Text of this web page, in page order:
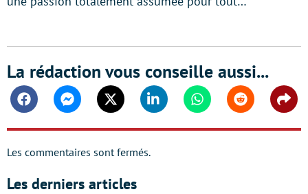
La rédaction vous conseille aussi...
FacebookMessengerTwitter Linkedin WhatsappReddit
Les commentaires sont fermés.
Les derniers articles